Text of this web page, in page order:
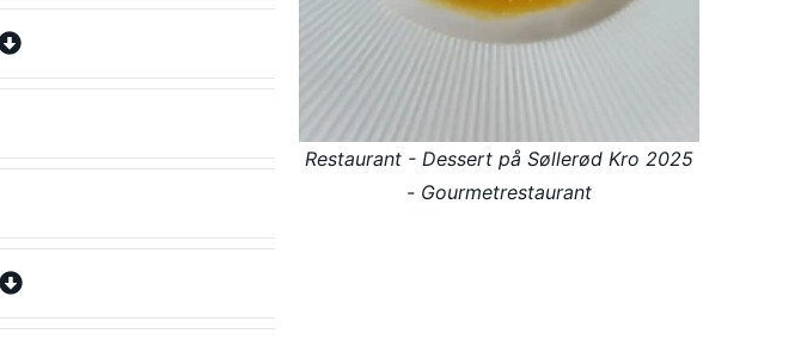
Restaurant - Dessert på Søllerød Kro 2025
- Gourmetrestaurant